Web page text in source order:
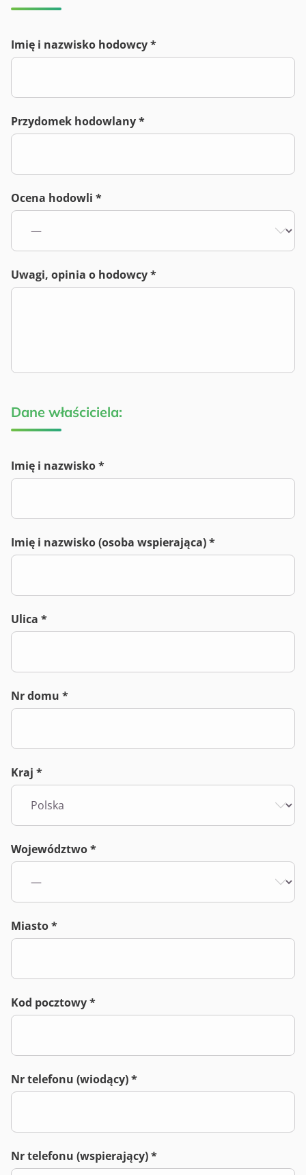
Imię i nazwisko hodowcy *
Przydomek hodowlany *
Ocena hodowli *
Uwagi, opinia o hodowcy *
Dane właściciela:
Imię i nazwisko *
Imię i nazwisko (osoba wspierająca) *
Ulica *
Nr domu *
Kraj *
Województwo *
Miasto *
Kod pocztowy *
Nr telefonu (wiodący) *
Nr telefonu (wspierający) *